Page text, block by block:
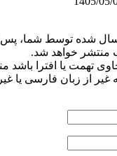
شده توسط شما، پس
منتشر خواهد شد.
تهمت یا افترا باشد
غیر از زبان فارسی یا